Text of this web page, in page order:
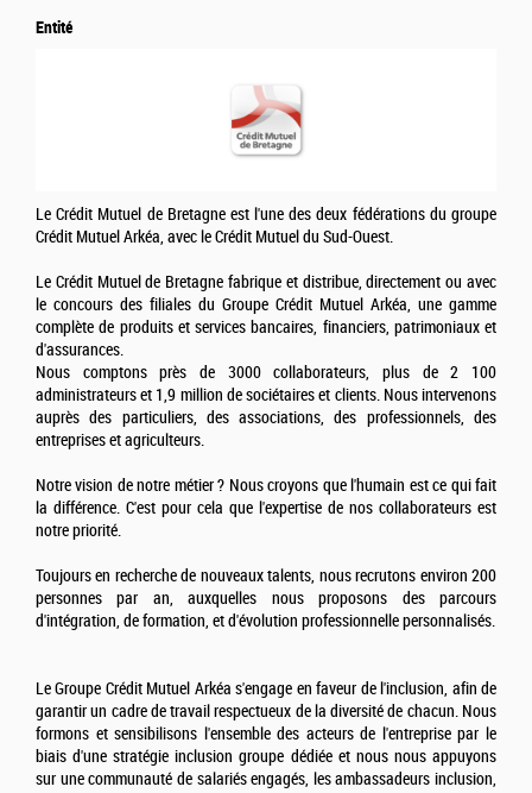
Entité
Le Crédit Mutuel de Bretagne est l'une des deux fédérations du groupe
Crédit Mutuel Arkéa, avec le Crédit Mutuel du Sud-Ouest.
Le Crédit Mutuel de Bretagne fabrique et distribue, directement ou avec
le concours des filiales du Groupe Crédit Mutuel Arkéa, une gamme
complète de produits et services bancaires, financiers, patrimoniaux et
d'assurances.
Nous comptons près de 3000 collaborateurs, plus de 2 100
administrateurs et 1,9 million de sociétaires et clients. Nous intervenons
auprès des particuliers, des associations, des professionnels, des
entreprises et agriculteurs.
Notre vision de notre métier ? Nous croyons que l'humain est ce qui fait
la différence. C'est pour cela que l'expertise de nos collaborateurs est
notre priorité.
Toujours en recherche de nouveaux talents, nous recrutons environ 200
personnes par an, auxquelles nous proposons des parcours
d'intégration, de formation, et d'évolution professionnelle personnalisés.
Le Groupe Crédit Mutuel Arkéa s'engage en faveur de l'inclusion, afin de
garantir un cadre de travail respectueux de la diversité de chacun. Nous
formons et sensibilisons l'ensemble des acteurs de l'entreprise par le
biais d'une stratégie inclusion groupe dédiée et nous nous appuyons
sur une communauté de salariés engagés, les ambassadeurs inclusion,